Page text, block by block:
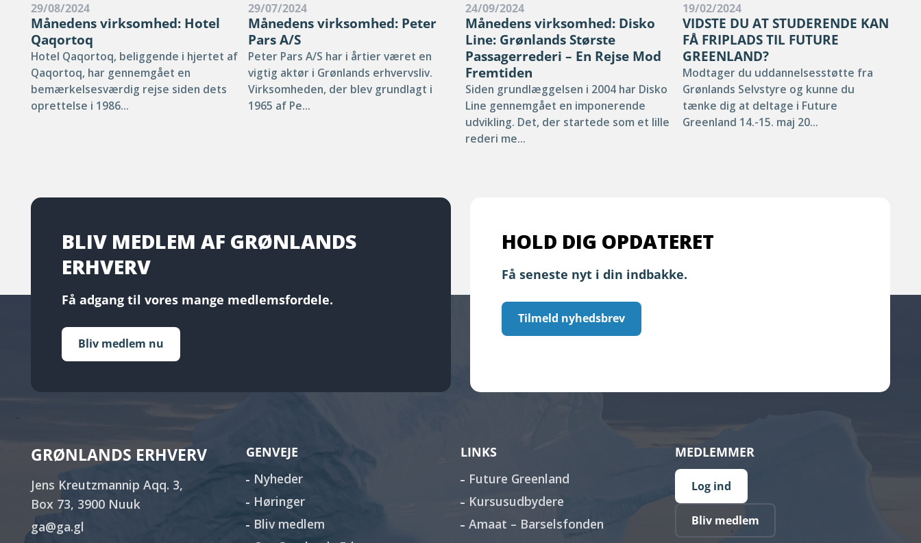
29/08/2024
Månedens virksomhed: Hotel
Qaqortoq
Hotel Qaqortoq, beliggende i hjertet af
Qaqortoq, har gennemgået en
bemærkelsesværdig rejse siden dets
oprettelse i 1986...
29/07/2024
Månedens virksomhed: Peter
Pars A/S
Peter Pars A/S har i årtier været en
vigtig aktør i Grønlands erhvervsliv.
Virksomheden, der blev grundlagt i
1965 af Pe...
24/09/2024
Månedens virksomhed: Disko
Line: Grønlands Største
Passagerrederi – En Rejse Mod
Fremtiden
Siden grundlæggelsen i 2004 har Disko
Line gennemgået en imponerende
udvikling. Det, der startede som et lille
rederi me...
19/02/2024
VIDSTE DU AT STUDERENDE KAN
FÅ FRIPLADS TIL FUTURE
GREENLAND?
Modtager du uddannelsesstøtte fra
Grønlands Selvstyre og kunne du
tænke dig at deltage i Future
Greenland 14.-15. maj 20...
BLIV MEDLEM AF GRØNLANDS
ERHVERV
Få adgang til vores mange medlemsfordele.
Bliv medlem nu
HOLD DIG OPDATERET
Få seneste nyt i din indbakke.
Tilmeld nyhedsbrev
GRØNLANDS ERHVERV
Jens Kreutzmannip Aqq. 3,
Box 73, 3900 Nuuk
ga@ga.gl
GENVEJE
Nyheder
Høringer
Bliv medlem
LINKS
Future Greenland
Kursusudbydere
Amaat – Barselsfonden
MEDLEMMER
Log ind
Bliv medlem